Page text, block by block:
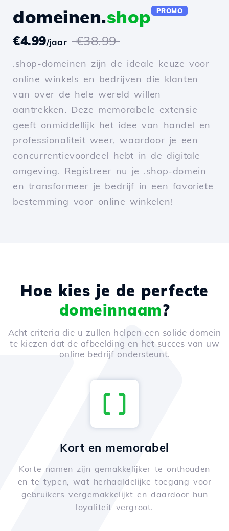
domeinen.shop PROMO
€4.99/jaar €38.99
.shop-domeinen zijn de ideale keuze voor
online winkels en bedrijven die klanten
van over de hele wereld willen
aantrekken. Deze memorabele extensie
geeft onmiddellijk het idee van handel en
professionaliteit weer, waardoor je een
concurrentievoordeel hebt in de digitale
omgeving. Registreer nu je .shop-domein
en transformeer je bedrijf in een favoriete
bestemming voor online winkelen!
Hoe kies je de perfecte
domeinnaam?
Acht criteria die u zullen helpen een solide domein
te kiezen dat de afbeelding en het succes van uw
online bedrijf ondersteunt.
Kort en memorabel
Korte namen zijn gemakkelijker te onthouden
en te typen, wat herhaaldelijke toegang voor
gebruikers vergemakkelijkt en daardoor hun
loyaliteit vergroot.